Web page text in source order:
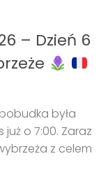
– Dzień 6
była
o 7:00. Zaraz
z celem